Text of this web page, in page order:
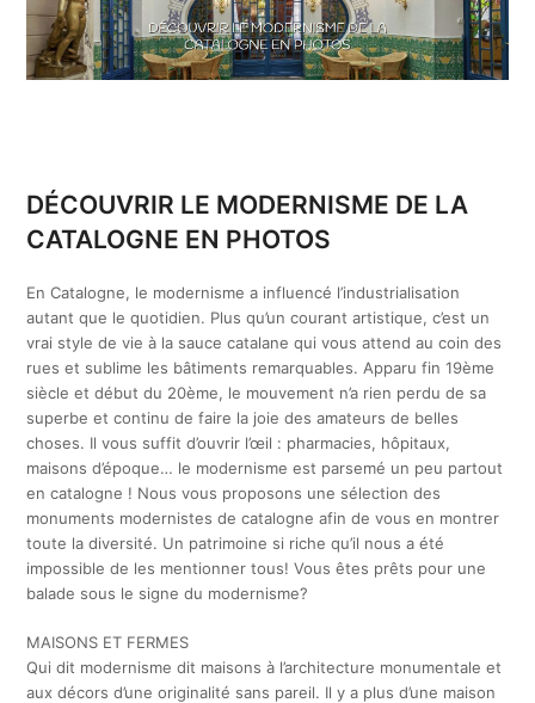
DÉCOUVRIR LE MODERNISME DE LA
CATALOGNE EN PHOTOS
En Catalogne, le modernisme a influencé l’industrialisation
autant que le quotidien. Plus qu’un courant artistique, c’est un
vrai style de vie à la sauce catalane qui vous attend au coin des
rues et sublime les bâtiments remarquables. Apparu fin 19ème
siècle et début du 20ème, le mouvement n’a rien perdu de sa
superbe et continu de faire la joie des amateurs de belles
choses. Il vous suffit d’ouvrir l’œil : pharmacies, hôpitaux,
maisons d’époque… le modernisme est parsemé un peu partout
en catalogne ! Nous vous proposons une sélection des
monuments modernistes de catalogne afin de vous en montrer
toute la diversité. Un patrimoine si riche qu’il nous a été
impossible de les mentionner tous! Vous êtes prêts pour une
balade sous le signe du modernisme?
MAISONS ET FERMES
Qui dit modernisme dit maisons à l’architecture monumentale et
aux décors d’une originalité sans pareil. Il y a plus d’une maison